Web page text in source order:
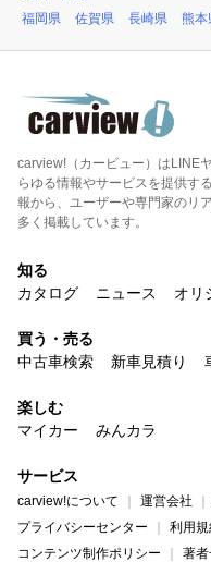
福岡県
佐賀県 長崎県 熊本
carview!（カービュー）はLINE
らゆる情報やサービスを提供す
報から、ユーザーや専門家のリ
多く掲載しています。
知る
カタログ
ニュース オリ
買う・売る
中古車検索
新車見積り
楽しむ
マイカー
みんカラ
サービス
carview!について 運営会社
プライバシーセンター
利用
コンテンツ制作ポリシー
著